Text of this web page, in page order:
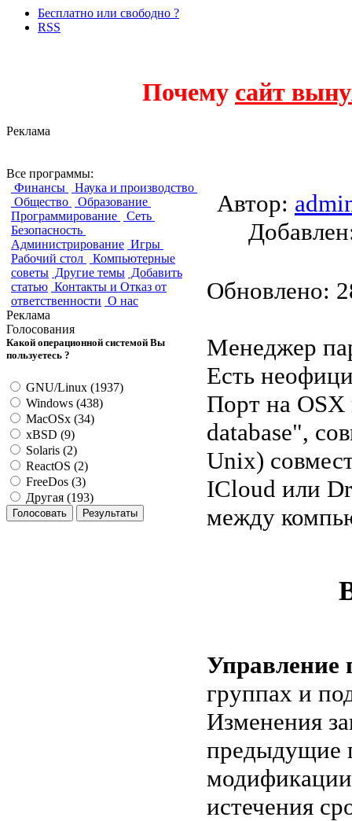
Бесплатно или свободно ?
RSS
Почему сайт
Реклама
Все программы:
Финансы
Наука и производство
Общество
Образование
Программирование
Сеть
Безопасность
Администрирование Игры
Рабочий стол
Компьютерные
советы Другие темы Добавить
статью Контакты и Отказ от
ответственности О нас
Реклама
Голосования
Какой операционной системой Вы
пользуетесь ?
GNU/Linux (1937)
Windows (438)
MacOSx (34)
xBSD (9)
Solaris (2)
ReactOS (2)
FreeDos (3)
Другая (193)
Автор:
Обновлено:
Менеджер
Есть
Порт на OSX
database",
Unix)
ICloud или
между
Управление
группах и
Изменения
предыдущие
истечения